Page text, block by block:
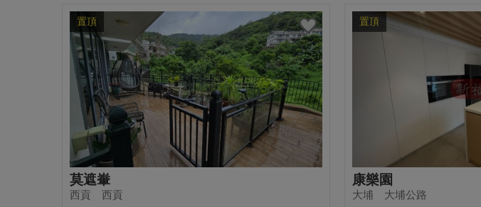
置頂
莫遮輋
西貢 西貢
置頂
康樂園
大埔 大埔公路